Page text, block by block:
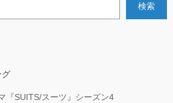
検索
グ
『SUITS/スーツ』シーズン4